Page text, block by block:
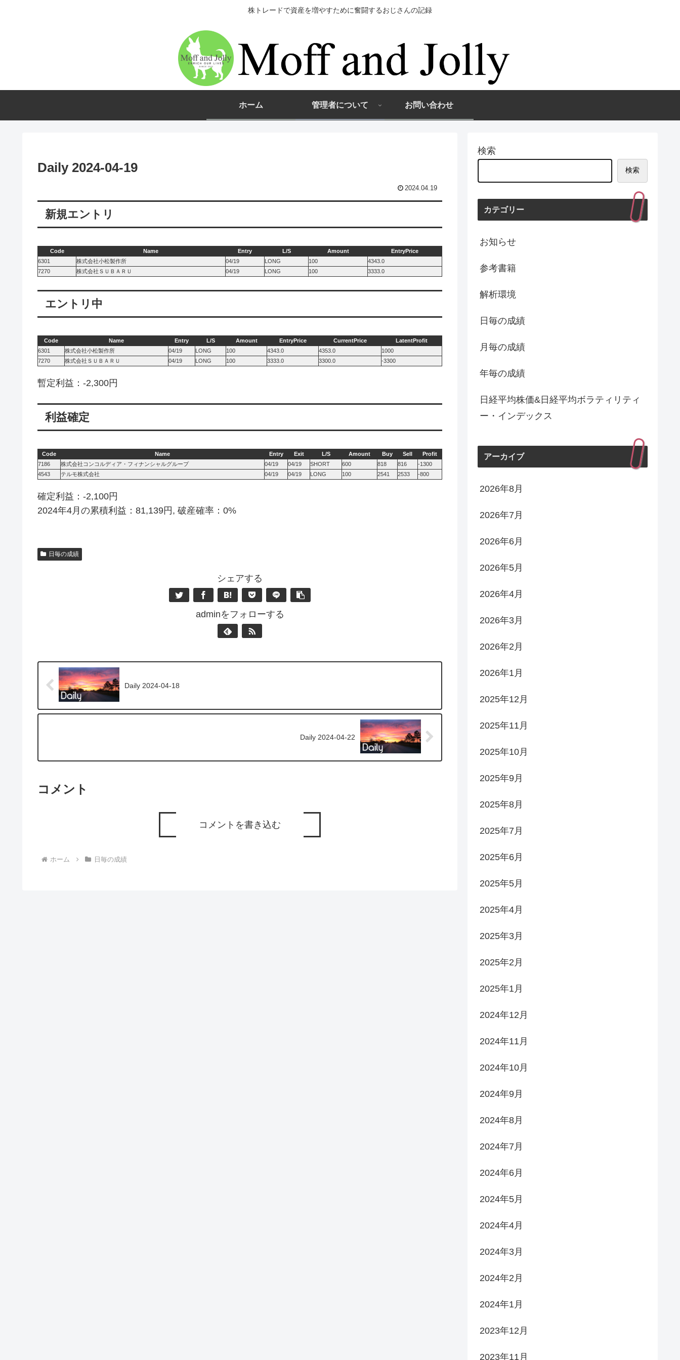
株トレードで資産を増やすために奮闘するおじさんの記録
ホーム 管理者について お問い合わせ
Daily 2024-04-19
2024.04.19
新規エントリ
Code Name Entry L/S Amount
EntryPrice
6301
株式会社小松製作所 04/19 LONG 100
4343.0
7270
株式会社ＳＵＢＡＲＵ 04/19 LONG 100 3333.0
エントリ中
Code Name Entry L/S Amount EntryPrice CurrentPrice
LatentProfit
6301
株式会社小松製作所 04/19 LONG 100 4343.0 4353.0
1000
7270
株式会社ＳＵＢＡＲＵ 04/19 LONG 100 3333.0 3300.0 -3300
暫定利益：-2,300円
利益確定
Code Name Entry Exit L/S Amount Buy Sell
Profit
7186
株式会社コンコルディア・フィナンシャルグループ 04/19 04/19 SHORT 600 818 816
-1300
4543
テルモ株式会社 04/19 04/19 LONG 100 2541 2533 -800
確定利益：-2,100円
2024年4月の累積利益：81,139円, 破産確率：0%
日毎の成績
シェアする
adminをフォローする
Daily 2024-04-18
Daily 2024-04-22
コメント
コメントを書き込む
ホーム 日毎の成績
検索
検索
カテゴリー
お知らせ
参考書籍
解析環境
日毎の成績
月毎の成績
年毎の成績
日経平均株価&日経平均ボラティリティ
ー・インデックス
アーカイブ
2026年8月
2026年7月
2026年6月
2026年5月
2026年4月
2026年3月
2026年2月
2026年1月
2025年12月
2025年11月
2025年10月
2025年9月
2025年8月
2025年7月
2025年6月
2025年5月
2025年4月
2025年3月
2025年2月
2025年1月
2024年12月
2024年11月
2024年10月
2024年9月
2024年8月
2024年7月
2024年6月
2024年5月
2024年4月
2024年3月
2024年2月
2024年1月
2023年12月
2023年11月